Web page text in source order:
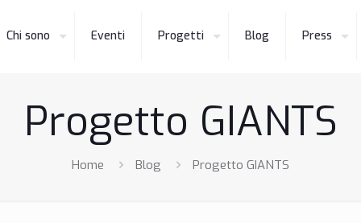
Chi sono Eventi Progetti Blog Press
Progetto GIANTS
Home Blog Progetto GIANTS